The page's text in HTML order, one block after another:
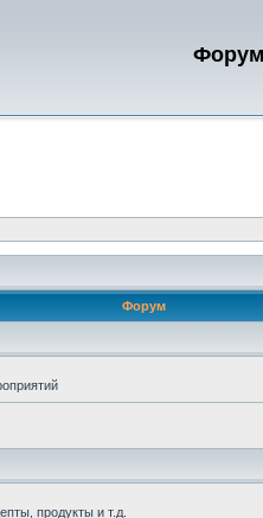
Форум
продукты и т.д.